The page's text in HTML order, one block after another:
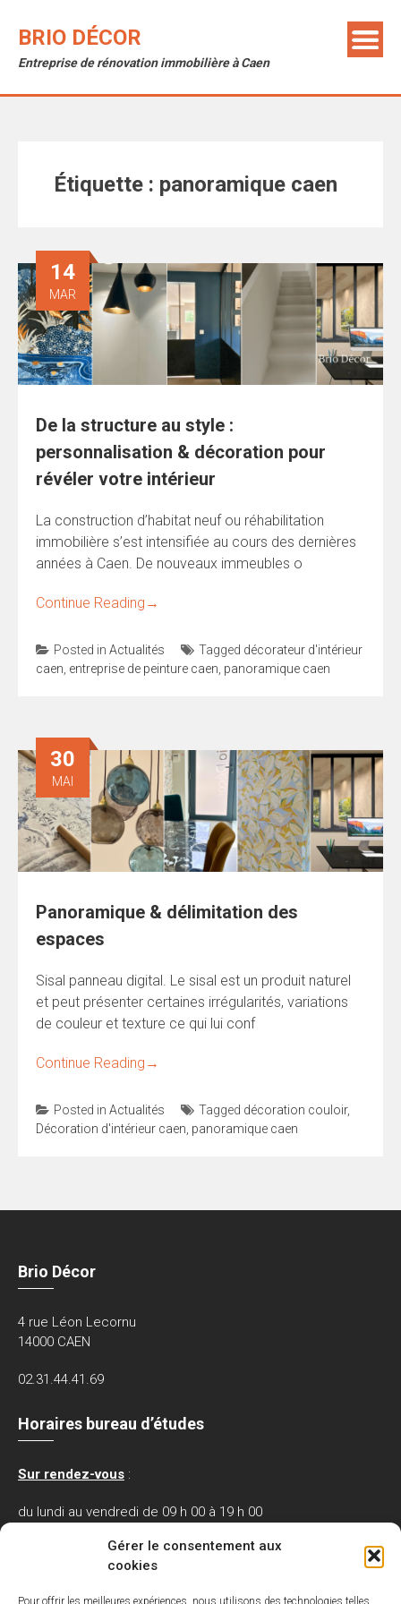
Gérer le consentement aux
cookies
Pour offrir les meilleures expériences, nous utilisons des technologies telles
BRIO DÉCOR
Entreprise de rénovation immobilière à Caen
Étiquette : panoramique caen
14
MAR
De la structure au style :
personnalisation & décoration pour
révéler votre intérieur
La construction d’habitat neuf ou réhabilitation
immobilière s’est intensifiée au cours des dernières
années à Caen. De nouveaux immeubles o
Continue Reading →
Posted in Actualités Tagged décorateur d'intérieur
caen entreprise de peinture caen panoramique caen
30
MAI
Panoramique & délimitation des
espaces
Sisal panneau digital. Le sisal est un produit naturel
et peut présenter certaines irrégularités, variations
de couleur et texture ce qui lui conf
Continue Reading →
Posted in Actualités Tagged décoration couloir,
Décoration d'intérieur caen panoramique caen
Brio Décor
4 rue Léon Lecornu
14000 CAEN
02.31.44.41.69
Horaires bureau d’études
Sur rendez-vous :
du lundi au vendredi de 09 h 00 à 19 h 00